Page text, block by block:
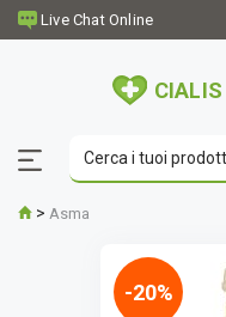
> Asma
-20%